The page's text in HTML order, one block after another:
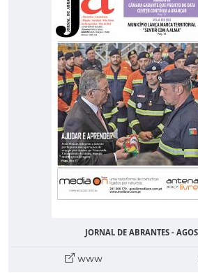
JORNAL DE ABRANTES -
www